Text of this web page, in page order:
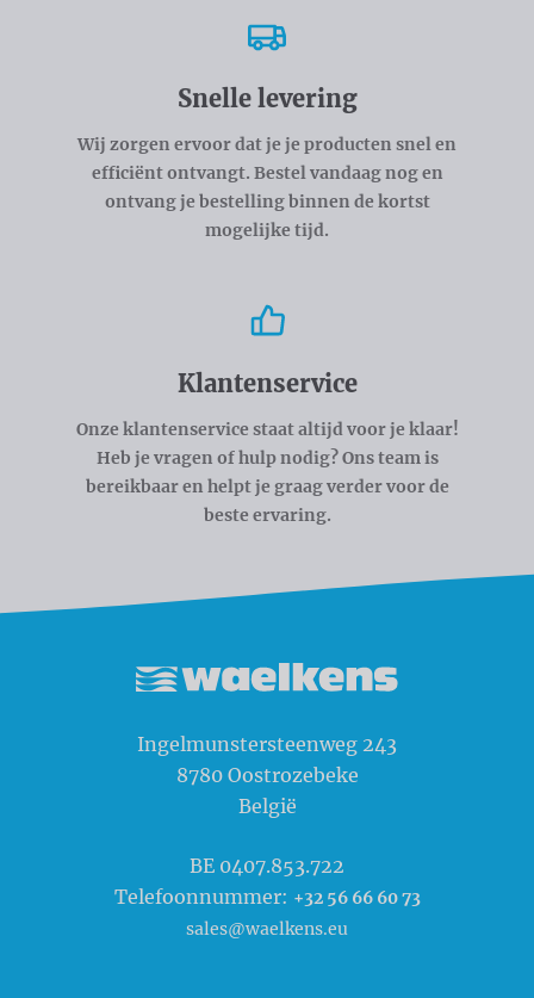
Snelle levering
Wij zorgen ervoor dat je je producten snel en
efficiënt ontvangt. Bestel vandaag nog en
ontvang je bestelling binnen de kortst
mogelijke tijd.
Klantenservice
Onze klantenservice staat altijd voor je klaar!
Heb je vragen of hulp nodig? Ons team is
bereikbaar en helpt je graag verder voor de
beste ervaring.
Ingelmunstersteenweg 243
8780 Oostrozebeke
België
BE 0407.853.722
Telefoonnummer: +32 56 66 60 73
sales@waelkens.eu